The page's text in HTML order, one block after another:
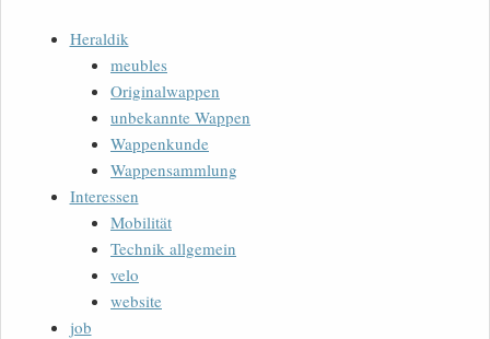
Heraldik
meubles
Originalwappen
unbekannte Wappen
Wappenkunde
Wappensammlung
Interessen
Mobilität
Technik allgemein
velo
website
job